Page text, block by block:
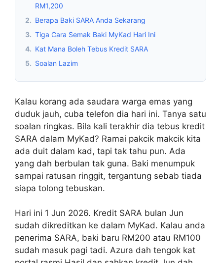
RM1,200
2. Berapa Baki SARA Anda Sekarang
3. Tiga Cara Semak Baki MyKad Hari Ini
4. Kat Mana Boleh Tebus Kredit SARA
5. Soalan Lazim
Kalau korang ada saudara warga emas yang
duduk jauh, cuba telefon dia hari ini. Tanya satu
soalan ringkas. Bila kali terakhir dia tebus kredit
SARA dalam MyKad? Ramai pakcik makcik kita
ada duit dalam kad, tapi tak tahu pun. Ada
yang dah berbulan tak guna. Baki menumpuk
sampai ratusan ringgit, tergantung sebab tiada
siapa tolong tebuskan.
Hari ini 1 Jun 2026. Kredit SARA bulan Jun
sudah dikreditkan ke dalam MyKad. Kalau anda
penerima SARA, baki baru RM200 atau RM100
sudah masuk pagi tadi. Azura dah tengok kat